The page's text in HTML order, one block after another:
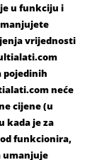
u funkciju i
vrijednosti
pojedinih
neće
cijene (u
kada je za
funkcionira,
umanjuje